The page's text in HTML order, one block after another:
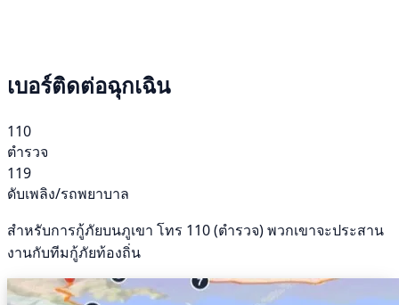
เบอร์ติดต่อฉุกเฉิน
110
ตำรวจ
119
ดับเพลิง/รถพยาบาล
สำหรับการกู้ภัยบนภูเขา โทร 110 (ตำรวจ) พวกเขาจะประสาน
งานกับทีมกู้ภัยท้องถิ่น